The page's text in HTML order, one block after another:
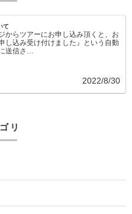
て
からツアーにお申し込み頂くと、お
し込み受け付けました』という自動
送信さ…
2022/8/30
リ